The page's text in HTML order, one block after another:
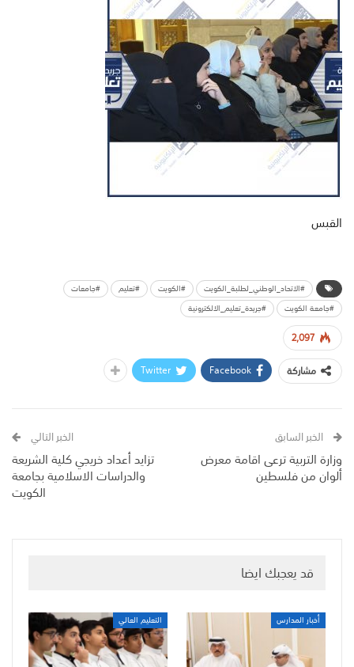
القبس
#الاتحاد_الوطني_لطلبة_الكويت #الكويت #تعليم
#جامعات
#جامعة الكويت
#جريدة_تعليم_الالكترونية
2,097
مشاركة
Facebook
Twitter
الخبر السابق
وزارة التربية ترعى اقامة معرض
ألوان من فلسطين
الخبر التالي
تزايد أعداد خريجي كلية الشريعة
والدراسات الاسلامية بجامعة
الكويت
قد يعجبك ايضا
أخبار المدارس التعليم العالي